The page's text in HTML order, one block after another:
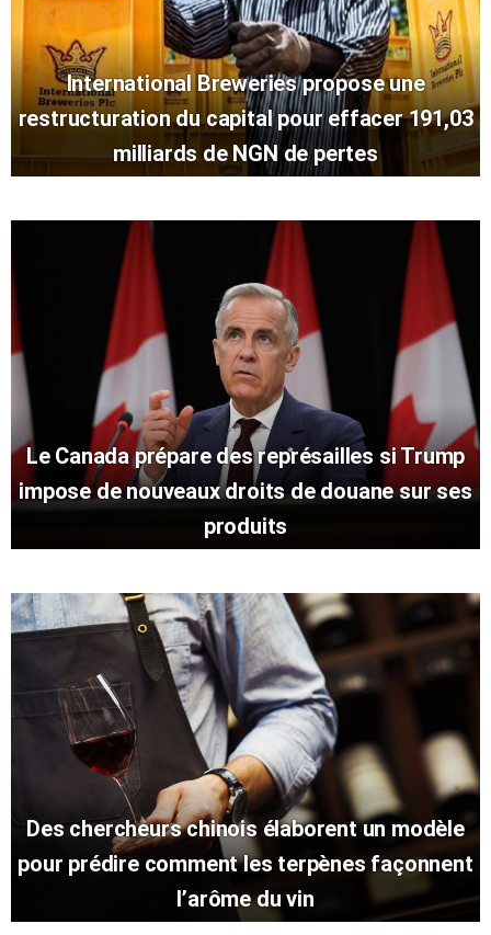
International Breweries propose une
restructuration du capital pour effacer 191,03
milliards de NGN de pertes
Le Canada prépare des représailles si Trump
impose de nouveaux droits de douane sur ses
produits
Des chercheurs chinois élaborent un modèle
pour prédire comment les terpènes façonnent
l’arôme du vin